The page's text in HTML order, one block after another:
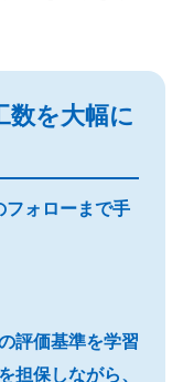
数を大幅に
フォローまで手
評価基準を学習
担保しながら、